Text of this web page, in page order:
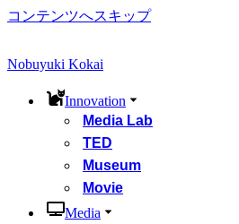
コンテンツへスキップ
Nobuyuki Kokai
Innovation
Media Lab
TED
Museum
Movie
Media